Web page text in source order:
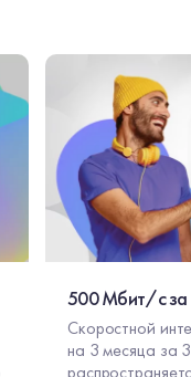
500 Мбит/с
Скоростной
на 3 месяца за